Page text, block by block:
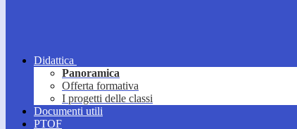
Didattica
Panoramica
Offerta formativa
I progetti delle classi
Documenti utili
PTOF